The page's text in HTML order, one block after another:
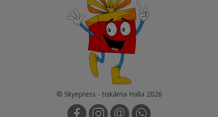
© Skyepress - tiskárna Halla 2026